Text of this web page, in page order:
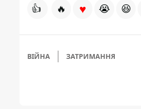
👍 🔥 ♥ 😭 😆
ВІЙНА ЗАТРИМАННЯ